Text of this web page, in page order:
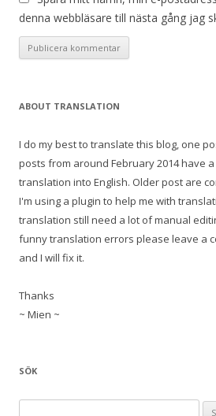
denna webbläsare till nästa gång jag
ABOUT TRANSLATION
I do my best to translate this blog, one
posts from around February 2014 have
translation into English. Older post are
I'm using a plugin to help me with
translation still need a lot of manual
funny translation errors please leave a
and I will fix it.
Thanks
~ Mien ~
SÖK